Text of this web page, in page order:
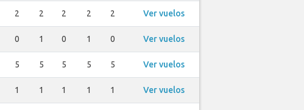
2 2 2 2 2 Ver vuelos
0 1 0 1 0 Ver vuelos
5 5 5 5 5 Ver vuelos
1 1 1 1 1 Ver vuelos